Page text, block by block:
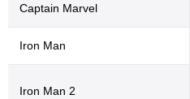
Captain Marvel
Iron Man
Iron Man 2